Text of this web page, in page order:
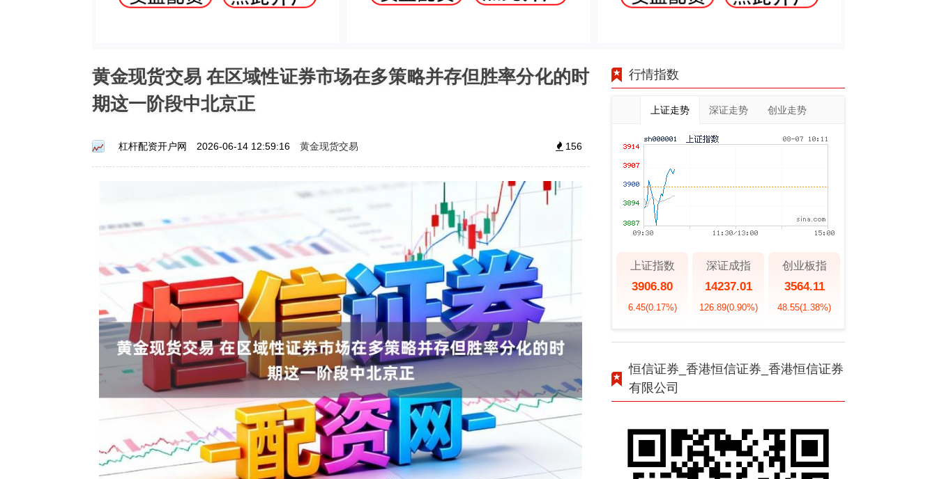
黄金现货交易 在区域性证券市场在多策略并存但胜率分化的时
期这一阶段中北京正
杠杆配资开户网 2026-06-14 12:59:16 黄金现货交易 156
行情指数
上证走势 深证走势 创业走势
上证指数
3906.80
6.45(0.17%)
深证成指
14237.01
126.89(0.90%)
创业板指
3564.11
48.55(1.38%)
恒信证券_香港恒信证券_香港恒信证券
有限公司